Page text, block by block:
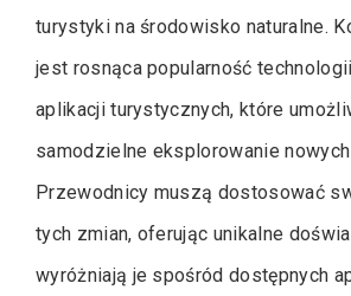
turystyki na środowisko naturalne.
jest rosnąca popularność
aplikacji turystycznych, które
samodzielne eksplorowanie
Przewodnicy muszą dostosować
tych zmian, oferując unikalne
wyróżniają je spośród dostępnych